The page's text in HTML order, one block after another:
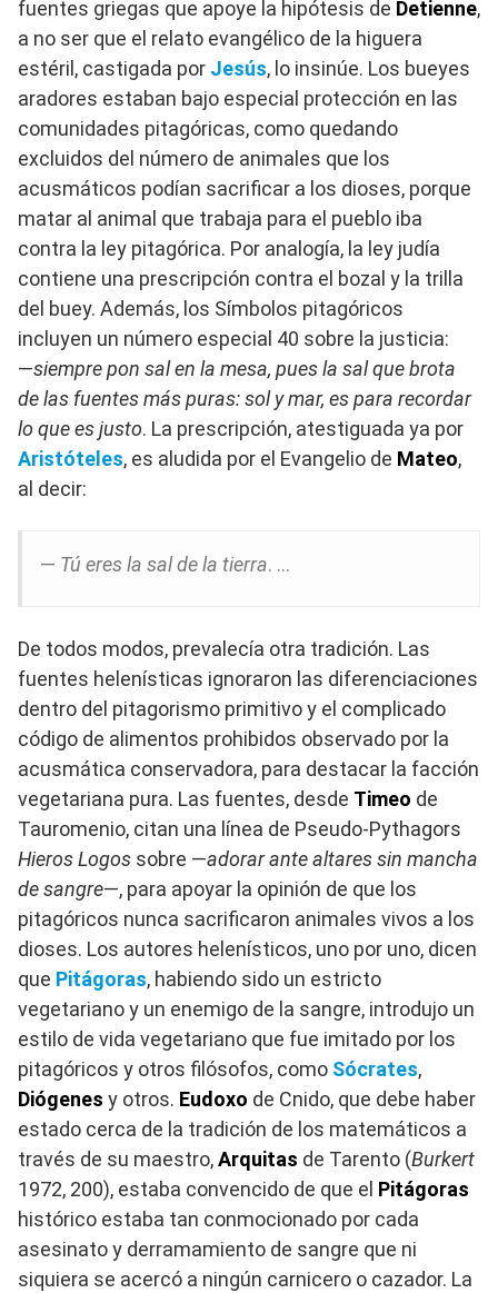
fuentes griegas que apoye la hipótesis de Detienne,
a no ser que el relato evangélico de la higuera
estéril, castigada por Jesús, lo insinúe. Los bueyes
aradores estaban bajo especial protección en las
comunidades pitagóricas, como quedando
excluidos del número de animales que los
acusmáticos podían sacrificar a los dioses, porque
matar al animal que trabaja para el pueblo iba
contra la ley pitagórica. Por analogía, la ley judía
contiene una prescripción contra el bozal y la trilla
del buey. Además, los Símbolos pitagóricos
incluyen un número especial 40 sobre la justicia:
―siempre pon sal en la mesa, pues la sal que brota
de las fuentes más puras: sol y mar, es para recordar
lo que es justo. La prescripción, atestiguada ya por
Aristóteles, es aludida por el Evangelio de Mateo,
al decir:
― Tú eres la sal de la tierra. …
De todos modos, prevalecía otra tradición. Las
fuentes helenísticas ignoraron las diferenciaciones
dentro del pitagorismo primitivo y el complicado
código de alimentos prohibidos observado por la
acusmática conservadora, para destacar la facción
vegetariana pura. Las fuentes, desde Timeo de
Tauromenio, citan una línea de Pseudo-Pythagors
Hieros Logos sobre ―adorar ante altares sin mancha
de sangre―, para apoyar la opinión de que los
pitagóricos nunca sacrificaron animales vivos a los
dioses. Los autores helenísticos, uno por uno, dicen
que Pitágoras, habiendo sido un estricto
vegetariano y un enemigo de la sangre, introdujo un
estilo de vida vegetariano que fue imitado por los
pitagóricos y otros filósofos, como Sócrates,
Diógenes y otros. Eudoxo de Cnido, que debe haber
estado cerca de la tradición de los matemáticos a
través de su maestro,Arquitas de Tarento (Burkert
1972, 200), estaba convencido de que el Pitágoras
histórico estaba tan conmocionado por cada
asesinato y derramamiento de sangre que ni
siquiera se acercó a ningún carnicero o cazador. La